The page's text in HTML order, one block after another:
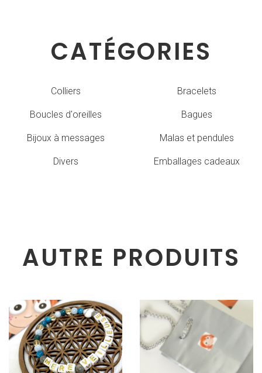
CATÉGORIES
Colliers Bracelets
Boucles d'oreilles Bagues
Bijoux à messages Malas et pendules
Divers Emballages cadeaux
AUTRE PRODUITS